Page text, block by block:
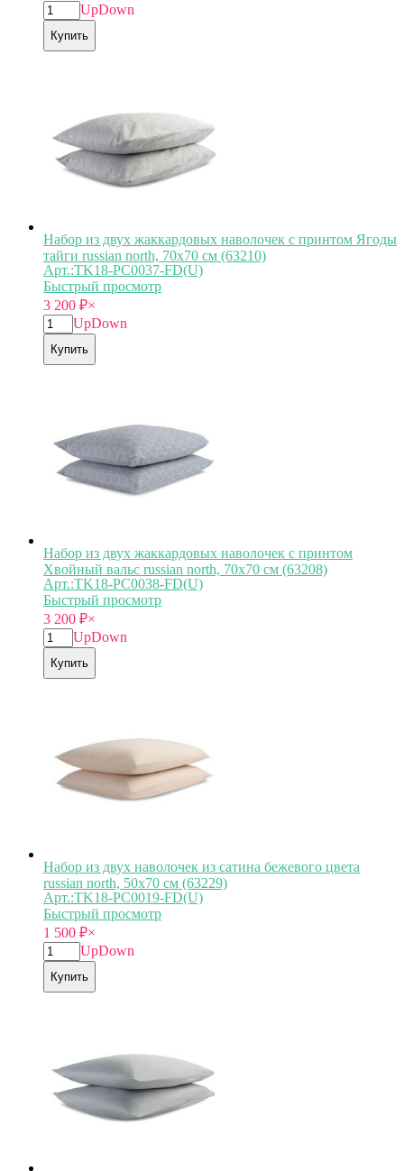
UpDown
Купить
Набор из двух жаккардовых наволочек с принтом Ягоды
тайги russian north, 70х70 см (63210)
Арт.:TK18-PС0037-FD(U)
Быстрый просмотр
3 200 ₽×
UpDown
Купить
Набор из двух жаккардовых наволочек с принтом
Хвойный вальс russian north, 70х70 см (63208)
Арт.:TK18-PС0038-FD(U)
Быстрый просмотр
3 200 ₽×
UpDown
Купить
Набор из двух наволочек из сатина бежевого цвета
russian north, 50х70 см (63229)
Арт.:TK18-PС0019-FD(U)
Быстрый просмотр
1 500 ₽×
UpDown
Купить